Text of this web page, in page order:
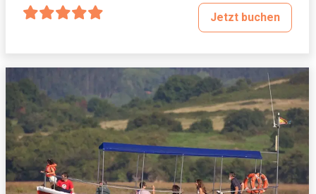
Jetzt buchen